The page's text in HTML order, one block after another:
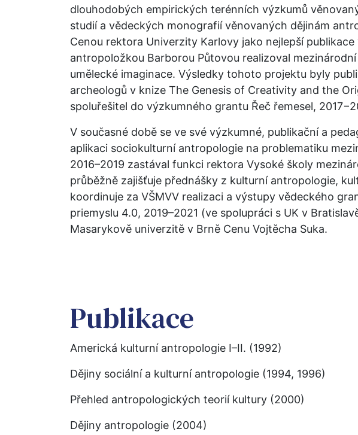
dlouhodobých empirických terénních výzkumů
studií a vědeckých monografií věnovaných dějinám
Cenou rektora Univerzity Karlovy jako nejlepší
antropoložkou Barborou Půtovou realizoval
umělecké imaginace. Výsledky tohoto projektu byly
archeologů v knize The Genesis of Creativity and the
spoluřešitel do výzkumného grantu Řeč řemesel,
V současné době se ve své výzkumné, publikační a
aplikaci sociokulturní antropologie na problematiku
2016–2019 zastával funkci rektora Vysoké školy
průběžně zajišťuje přednášky z kulturní antropologie,
koordinuje za VŠMVV realizaci a výstupy vědeckého
priemyslu 4.0, 2019–2021 (ve spolupráci s UK v
Masarykově univerzitě v Brně Cenu Vojtěcha Suka.
Publikace
Americká kulturní antropologie I–II. (1992)
Dějiny sociální a kulturní antropologie (1994, 1996)
Přehled antropologických teorií kultury (2000)
Dějiny antropologie (2004)